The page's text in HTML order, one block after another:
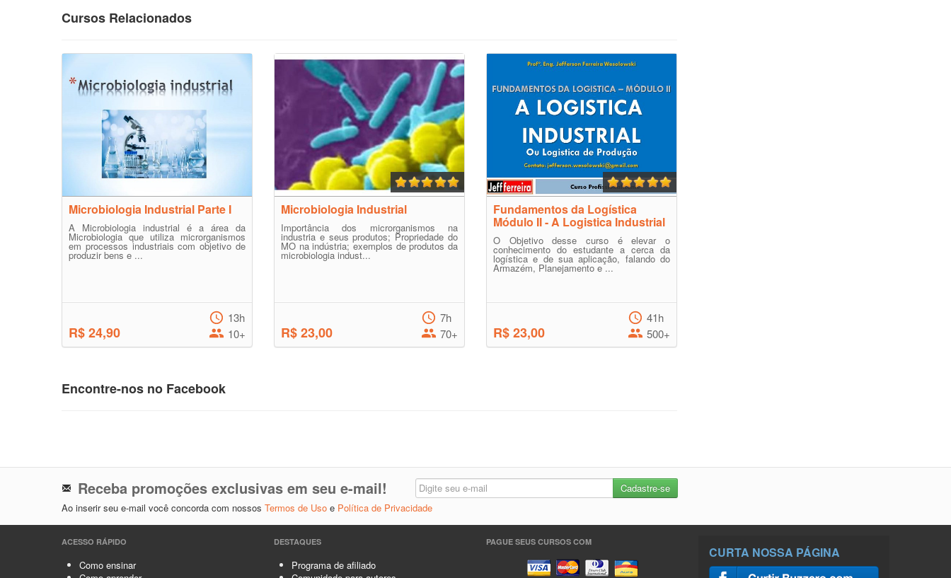
Cursos Relacionados
Microbiologia Industrial Parte I
A Microbiologia industrial é a área da
Microbiologia que utiliza microrganismos
em processos industriais com objetivo de
produzir bens e ...
R$ 24,90
13h
10+
Microbiologia Industrial
Importância dos microrganismos na
industria e seus produtos; Propriedade do
MO na indústria; exemplos de produtos da
microbiologia indust...
R$ 23,00
7h
70+
Fundamentos da Logística
Módulo II - A Logistica Industrial
O Objetivo desse curso é elevar o
conhecimento do estudante a cerca da
logística e de sua aplicação, falando do
Armazém, Planejamento e ...
R$ 23,00
41h
500+
Encontre-nos no Facebook
Receba promoções exclusivas em seu e-mail!
Ao inserir seu e-mail você concorda com nossos Termos de Uso e Política de Privacidade
ACESSO RÁPIDO
Como ensinar
DESTAQUES
Programa de afiliado
PAGUE SEUS CURSOS COM
CURTA NOSSA PÁGINA